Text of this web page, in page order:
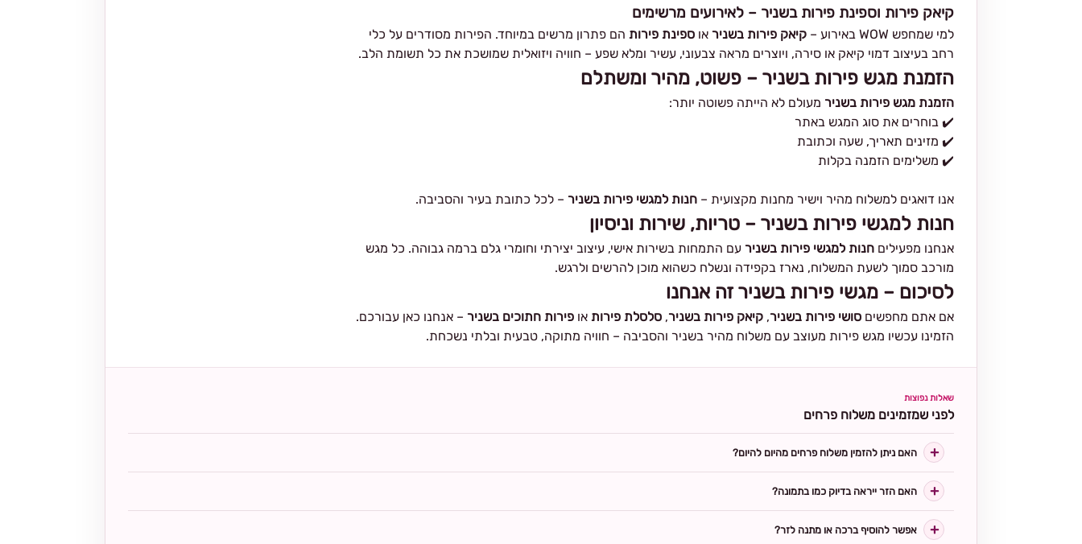
קיאק פירות וספינת פירות בשניר – לאירועים מרשימים
למי שמחפש WOW באירוע – קיאק פירות בשניר או ספינת פירות הם פתרון מרשים במיוחד. הפירות מסודרים על כלי
רחב בעיצוב דמוי קיאק או סירה, ויוצרים מראה צבעוני, עשיר ומלא שפע – חוויה ויזואלית שמושכת את כל תשומת הלב.
הזמנת מגש פירות בשניר – פשוט, מהיר ומשתלם
הזמנת מגש פירות בשניר מעולם לא הייתה פשוטה יותר:
✔️ בוחרים את סוג המגש באתר
✔️ מזינים תאריך, שעה וכתובת
✔️ משלימים הזמנה בקלות
אנו דואגים למשלוח מהיר וישיר מחנות מקצועית – חנות למגשי פירות בשניר – לכל כתובת בעיר והסביבה.
חנות למגשי פירות בשניר – טריות, שירות וניסיון
אנחנו מפעילים חנות למגשי פירות בשניר עם התמחות בשירות אישי, עיצוב יצירתי וחומרי גלם ברמה גבוהה. כל מגש
מורכב סמוך לשעת המשלוח, נארז בקפידה ונשלח כשהוא מוכן להרשים ולרגש.
לסיכום – מגשי פירות בשניר זה אנחנו
אם אתם מחפשים סושי פירות בשניר, קיאק פירות בשניר, סלסלת פירות או פירות חתוכים בשניר – אנחנו כאן עבורכם.
הזמינו עכשיו מגש פירות מעוצב עם משלוח מהיר בשניר והסביבה – חוויה מתוקה, טבעית ובלתי נשכחת.
שאלות נפוצות
לפני שמזמינים משלוח פרחים
האם ניתן להזמין משלוח פרחים מהיום להיום?
האם הזר ייראה בדיוק כמו בתמונה?
אפשר להוסיף ברכה או מתנה לזר?